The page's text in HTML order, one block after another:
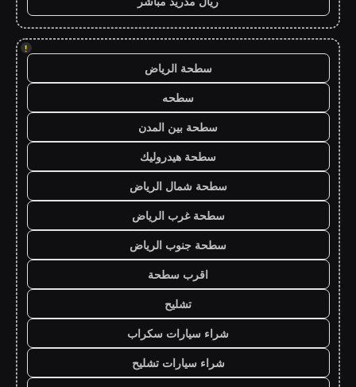
!
سطحة الرياض
سطحه
سطحة بين المدن
سطحة هيدروليك
سطحة شمال الرياض
سطحة غرب الرياض
سطحة جنوب الرياض
اقرب سطحة
تشليح
شراء سيارات سكراب
شراء سيارات تشليح